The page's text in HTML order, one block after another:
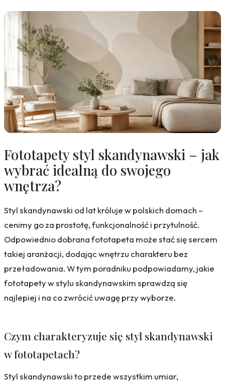
Fototapety styl skandynawski – jak
wybrać idealną do swojego
wnętrza?
Styl skandynawski od lat króluje w polskich domach –
cenimy go za prostotę, funkcjonalność i przytulność.
Odpowiednio dobrana fototapeta może stać się sercem
takiej aranżacji, dodając wnętrzu charakteru bez
przeładowania. W tym poradniku podpowiadamy, jakie
fototapety w stylu skandynawskim sprawdzą się
najlepiej i na co zwrócić uwagę przy wyborze.
Czym charakteryzuje się styl skandynawski
w fototapetach?
Styl skandynawski to przede wszystkim umiar,